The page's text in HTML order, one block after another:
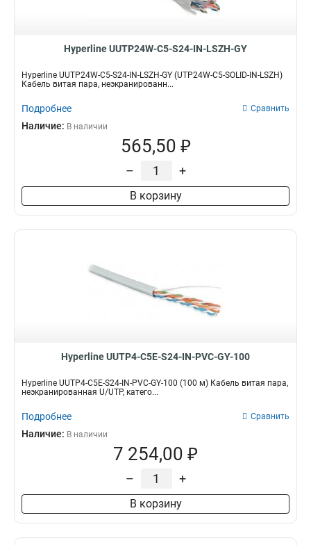
Hyperline UUTP24W-C5-S24-IN-LSZH-GY
Hyperline UUTP24W-C5-S24-IN-LSZH-GY (UTP24W-C5-SOLID-IN-LSZH)
Кабель витая пара, неэкранированн...
Подробнее Сравнить
Наличие: В наличии
565,50 ₽
– +
В корзину
Hyperline UUTP4-C5E-S24-IN-PVC-GY-100
Hyperline UUTP4-C5E-S24-IN-PVC-GY-100 (100 м) Кабель витая пара,
неэкранированная U/UTP, катего...
Подробнее Сравнить
Наличие: В наличии
7 254,00 ₽
– +
В корзину